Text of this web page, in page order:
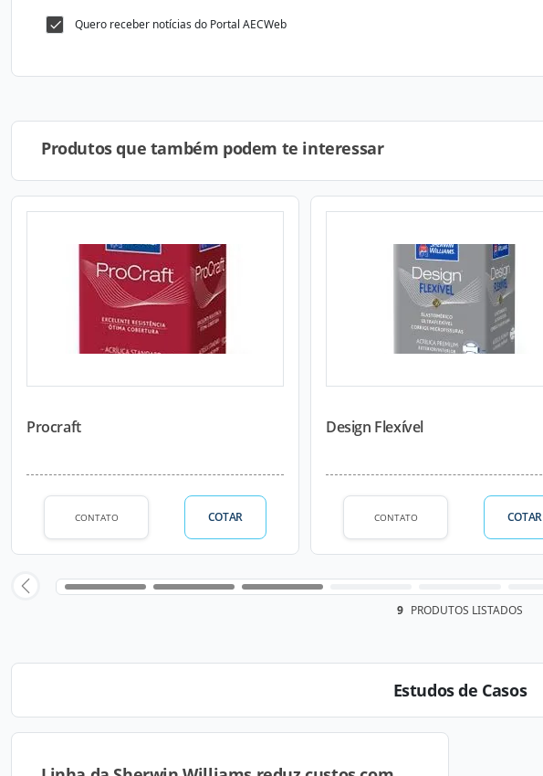
Quero receber notícias do Portal AECWeb
Produtos que também podem te interessar
Procraft
CONTATO COTAR
Design Flexível
CONTATO COTAR
9 PRODUTOS LISTADOS
Estudos de Casos